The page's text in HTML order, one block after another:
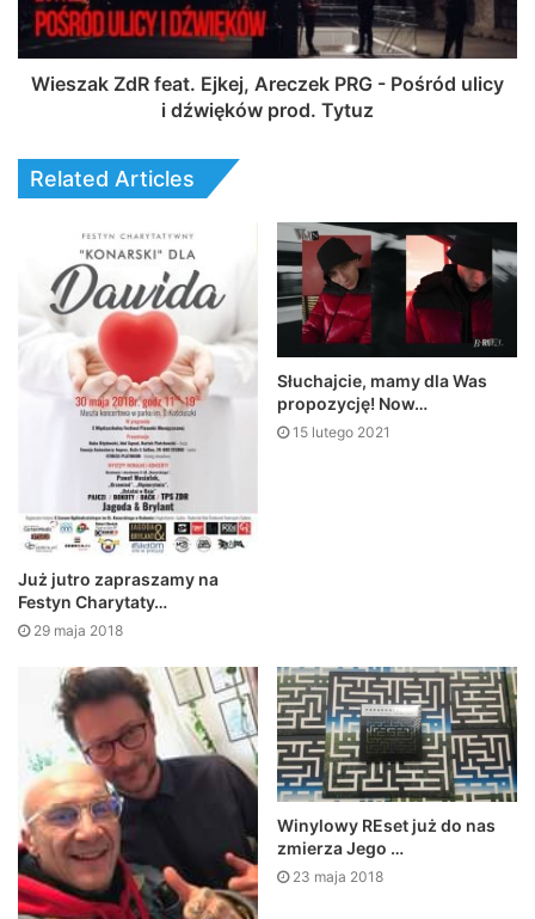
Wieszak ZdR feat. Ejkej, Areczek PRG - Pośród ulicy
i dźwięków prod. Tytuz
Related Articles
Już jutro zapraszamy na
Festyn Charytaty…
29 maja 2018
Słuchajcie, mamy dla Was
propozycję! Now…
15 lutego 2021
Winylowy REset już do nas
zmierza Jego …
23 maja 2018